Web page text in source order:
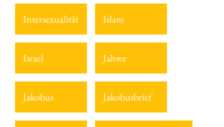
Intersexualität Islam
Israel Jahwe
Jakobus Jakobusbrief